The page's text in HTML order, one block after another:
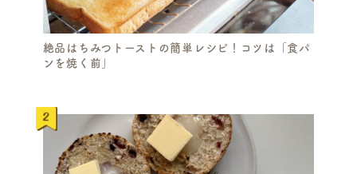
絶品はちみつトーストの簡単レシピ！コツは「食パ
ンを焼く前」